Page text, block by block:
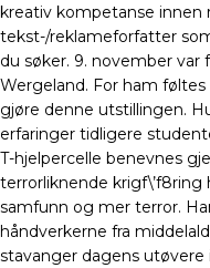
kreativ kompetanse innen
tekst-/reklameforfatter
du søker. 9. november var
Wergeland. For ham
gjøre denne utstillingen.
erfaringer tidligere
T-hjelpercelle benevnes
terrorliknende krigf\’f8ring
samfunn og mer terror.
håndverkerne fra
stavanger dagens